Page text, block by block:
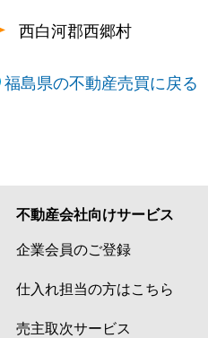
西白河郡西郷村
福島県の不動産売買に戻る
不動産会社向けサービス
企業会員のご登録
仕入れ担当の方はこちら
売主取次サービス